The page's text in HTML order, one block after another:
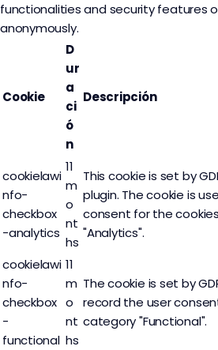
functionalities and security features
anonymously.
Cookie
D
ur
a
ci
ó
n
Descripción
cookielawi
nfo-
checkbox
-analytics
11
m
o
nt
hs
This cookie is set by
plugin. The cookie is
consent for the
"Analytics".
cookielawi
nfo-
checkbox
-
functional
11
m
o
nt
hs
The cookie is set by
record the user
category "Functional".